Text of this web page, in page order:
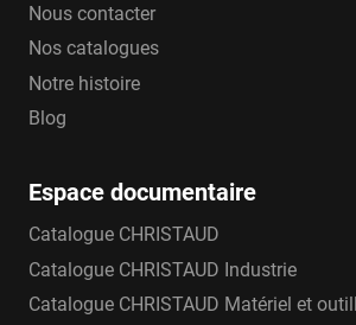
Nous contacter
Nos catalogues
Notre histoire
Blog
Espace documentaire
Catalogue CHRISTAUD
Catalogue CHRISTAUD Industrie
Catalogue CHRISTAUD Matériel et